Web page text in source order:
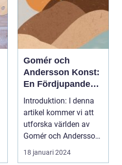
Gomér och
Andersson Konst:
En Fördjupande
Översikt
Introduktion: I denna
artikel kommer vi att
utforska världen av
Gomér och Andersson
konst, dess olik...
18 januari 2024